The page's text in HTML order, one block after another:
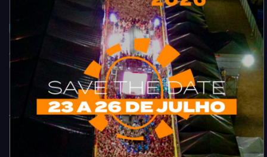
Acompanhe todas as novidades do entretenimento na região de
Fortaleza. Dicas, promoções, coberturas exclusivas e muito mais.